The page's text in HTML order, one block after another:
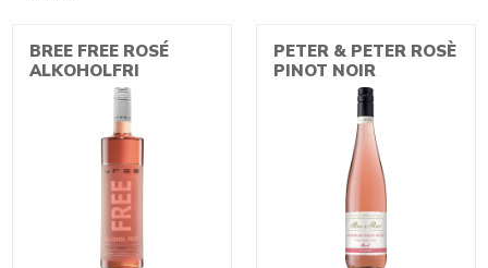
BREE FREE ROSÉ
ALKOHOLFRI
PETER & PETER ROSÈ
PINOT NOIR